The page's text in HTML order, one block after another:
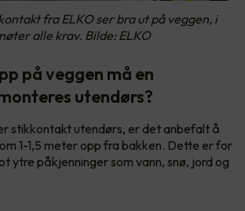
fra ELKO ser bra ut på veggen, i
alle krav. Bilde: ELKO
på veggen må en
utendørs?
stikkontakt utendørs, er det anbefalt å
1-1,5 meter opp fra bakken. Dette er for
ytre påkjenninger som vann, snø, jord og